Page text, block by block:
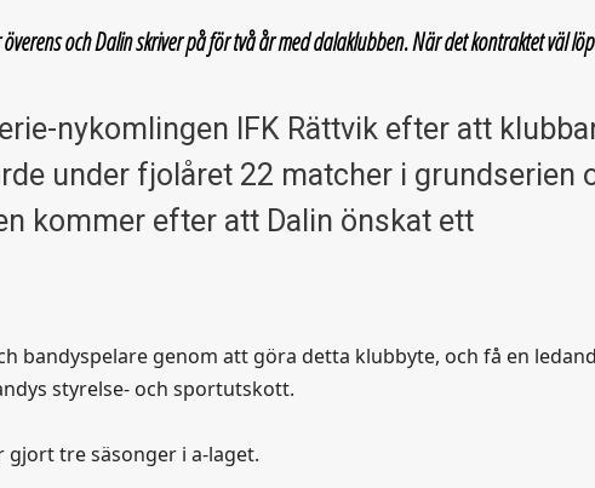
och Dalin skriver på för två år med dalaklubben. När det kontraktet väl
nykomlingen IFK Rättvik efter att
under fjolåret 22 matcher i grundserien
kommer efter att Dalin önskat ett
bandyspelare genom att göra detta klubbyte, och få en
styrelse- och sportutskott.
tre säsonger i a-laget.